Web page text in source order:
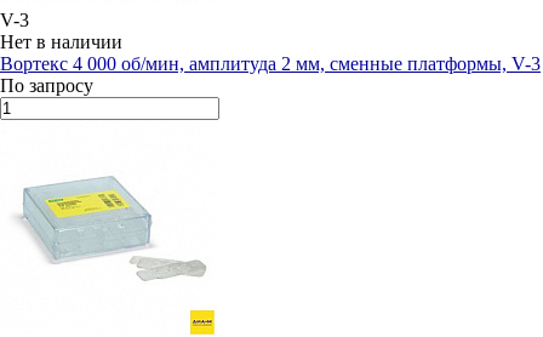
V-3
Нет в наличии
Вортекс 4 000 об/мин, амплитуда 2 мм, сменные платформы, V-3
По запросу